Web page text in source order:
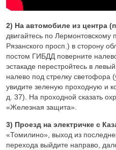
2) На автомобиле из центра
двигайтесь по Лермонтовскому
Рязанского просп.) в сторону
постом ГИБДД поверните
эстакаде перестройтесь в
налево под стрелку светофора
увидите зеленую проходную и
д. 37). На проходной сказать
«Железная защита».
3) Проезд на электричке с
«Томилино», выход из
перехода выйдите направо,